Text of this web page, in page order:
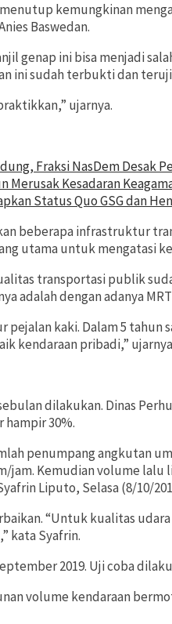
kemungkinan
Baswedan.
genap ini bisa menjadi
ini sudah terbukti dan
ujarnya.
Fraksi NasDem Desak
Merusak Kesadaran
Status Quo GSG dan
beberapa infrastruktur
utama untuk mengatasi
transportasi publik
adalah dengan adanya
kaki. Dalam 5 tahun
kendaraan pribadi,”
dilakukan. Dinas
30%.
penumpang angkutan
jam. Kemudian volume lalu
Liputo, Selasa (8/10/
“Untuk kualitas
kata Syafrin.
2019. Uji coba
volume kendaraan